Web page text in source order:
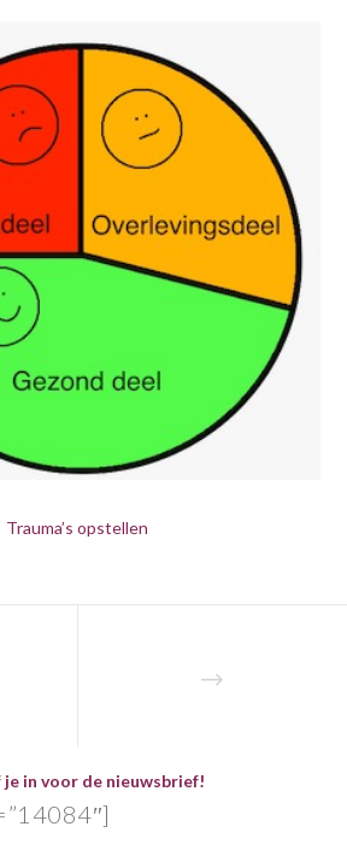
Trauma’s opstellen
je in voor de nieuwsbrief!